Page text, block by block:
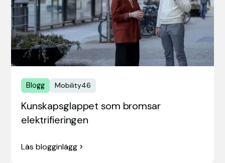
Blogg Mobility46
Kunskapsglappet som bromsar
elektrifieringen
Läs blogginlägg